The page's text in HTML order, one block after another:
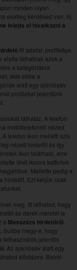
minden olyan
esetleg kérdésed van, írj
ne felejts el hivatkozni a
fő adatai: profilképe,
alatta láthatóak azok a
a kategóriákra
akik ebbe a
alatt egy ajánlósáv
profilokat jelenítünk
láthatsz. A telefon
mobiltelefonról nézed
telefon ikon melletti szív
nézett hirdetőt és így
ikon található, erre
lévő ikonra kattintva
Mellette pedig a
hirdetőt. Ezt kérjük csak
meg. Itt láthatod, hogy
és derék méretét is
a Masszázs hirdetőről.
buliba megy-e, hogy
felhasználók jelentős
Az ajánlósáv alatt egy
kilistázva. Balról -